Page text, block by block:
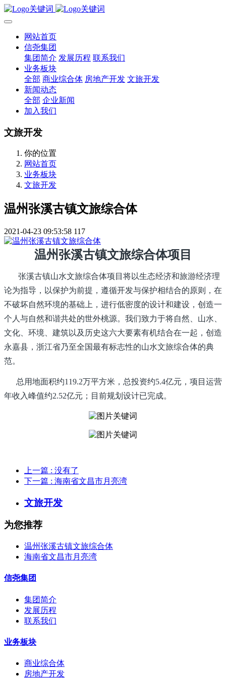
网站首页
信尧集团
集团简介 发展历程 联系我们
业务板块
全部 商业综合体 房地产开发 文旅开发
新闻动态
全部 企业新闻
加入我们
文旅开发
你的位置
网站首页
业务板块
文旅开发
温州张溪古镇文旅综合体
2021-04-23 09:53:58 117
温州张溪古镇文旅综合体项目
张溪古镇山水文旅综合体项目将以生态经济和旅游经济理
论为指导，以保护为前提，遵循开发与保护相结合的原则，在
不破坏自然环境的基础上，进行低密度的设计和建设，创造一
个人与自然和谐共处的世外桃源。我们致力于将自然、山水、
文化、环境、建筑以及历史这六大要素有机结合在一起，创造
永嘉县，浙江省乃至全国最有标志性的山水文旅综合体的典
范。
总用地面积约119.2万平方米，总投资约5.4亿元，项目运营
年收入峰值约2.52亿元；目前规划设计已完成。
上一篇 : 没有了
下一篇 : 海南省文昌市月亮湾
文旅开发
为您推荐
温州张溪古镇文旅综合体
海南省文昌市月亮湾
信尧集团
集团简介
发展历程
联系我们
业务板块
商业综合体
房地产开发